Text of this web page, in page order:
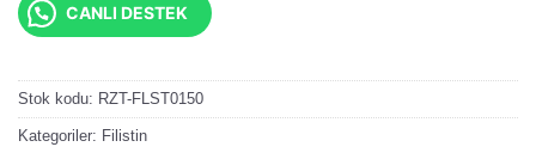
CANLI DESTEK
Stok kodu: RZT-FLST0150
Kategoriler: Filistin